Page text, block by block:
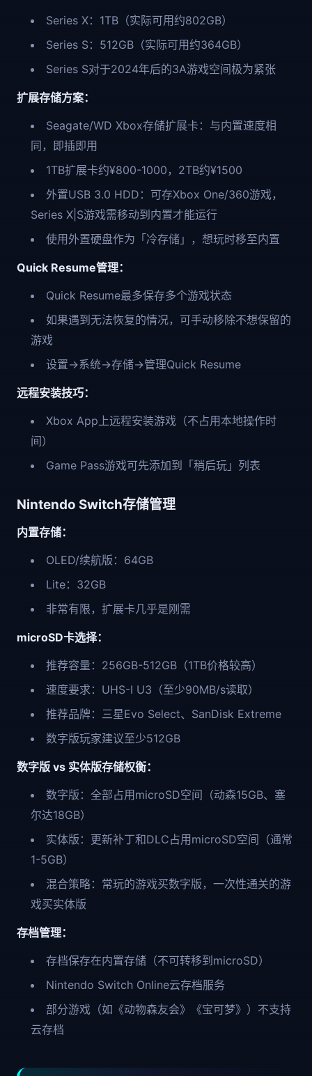
Series X：1TB（实际可用约802GB）
Series S：512GB（实际可用约364GB）
Series S对于2024年后的3A游戏空间极为紧张
扩展存储方案：
Seagate/WD Xbox存储扩展卡：与内置速度相
同，即插即用
1TB扩展卡约¥800-1000，2TB约¥1500
外置USB 3.0 HDD：可存Xbox One/360游戏，
Series X|S游戏需移动到内置才能运行
使用外置硬盘作为「冷存储」，想玩时移至内置
Quick Resume管理：
Quick Resume最多保存多个游戏状态
如果遇到无法恢复的情况，可手动移除不想保留的
游戏
设置→系统→存储→管理Quick Resume
远程安装技巧：
Xbox App上远程安装游戏（不占用本地操作时
间）
Game Pass游戏可先添加到「稍后玩」列表
Nintendo Switch存储管理
内置存储：
OLED/续航版：64GB
Lite：32GB
非常有限，扩展卡几乎是刚需
microSD卡选择：
推荐容量：256GB-512GB（1TB价格较高）
速度要求：UHS-I U3（至少90MB/s读取）
推荐品牌：三星Evo Select、SanDisk Extreme
数字版玩家建议至少512GB
数字版 vs 实体版存储权衡：
数字版：全部占用microSD空间（动森15GB、塞
尔达18GB）
实体版：更新补丁和DLC占用microSD空间（通常
1-5GB）
混合策略：常玩的游戏买数字版，一次性通关的游
戏买实体版
存档管理：
存档保存在内置存储（不可转移到microSD）
Nintendo Switch Online云存档服务
部分游戏（如《动物森友会》《宝可梦》）不支持
云存档